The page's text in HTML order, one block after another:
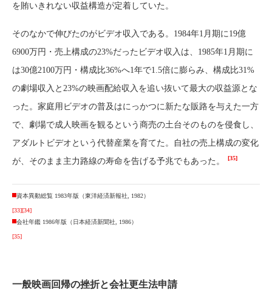
を賄いきれない収益構造が定着していた。
そのなかで伸びたのがビデオ収入である。1984年1月期に19億
6900万円・売上構成の23%だったビデオ収入は、1985年1月期に
は30億2100万円・構成比36%へ1年で1.5倍に膨らみ、構成比31%
の劇場収入と23%の映画配給収入を追い抜いて最大の収益源とな
った。家庭用ビデオの普及はにっかつに新たな販路を与えた一方
で、劇場で成人映画を観るという商売の土台そのものを侵食し、
アダルトビデオという代替産業を育てた。自社の売上構成の変化
が、そのまま主力路線の寿命を告げる予兆でもあった。
[35]
資本異動総覧 1983年版（東洋経済新報社, 1982）
[33][34]
会社年鑑 1986年版（日本経済新聞社, 1986）
[35]
一般映画回帰の挫折と会社更生法申請